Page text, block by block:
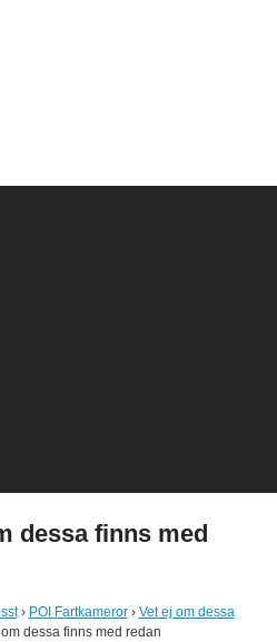
dessa finns med
› POI Fartkameror › Vet ej om dessa
dessa finns med redan